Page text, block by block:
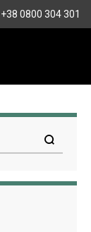
+38 0800 304 301